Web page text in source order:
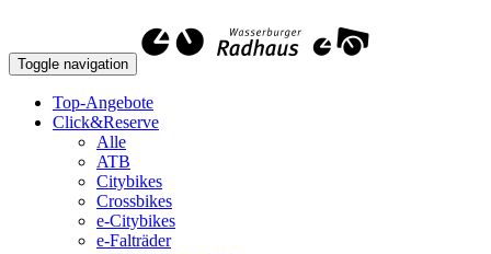
Toggle navigation
Top-Angebote
Click&Reserve
Alle
ATB
Citybikes
Crossbikes
e-Citybikes
e-Falträder